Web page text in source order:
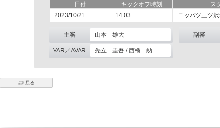
日付 キックオフ時刻
ス
2023/10/21
14:03 ニッパツ三ツ
主審 山本 雄大 副審
VAR／AVAR 先立 圭吾 / 西橋 勲
戻る